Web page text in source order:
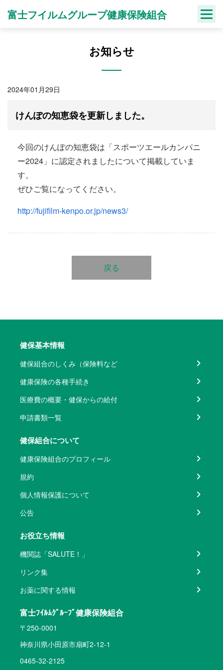
富士フイルムグループ健康保険組合
お知らせ
2024年01月29日
けんぽの知恵袋を更新しました。
今回のけんぽの知恵袋は「スポーツエールカンパニ
ー2024」に認定されましたについて掲載していま
す。
ぜひご覧になってください。
http://fujifilm-kenpo.or.jp/news3/
戻る
健保基本情報
健保組合のしくみ（保険料など
健康保険の各種手続き
医療費の概要・健保からの給付
申請書類一覧
健保組合について
健康保険組合のプロフィール
規約
個人情報保護について
公告
お役立ち情報
機関誌「SALUTE！」
リンク集
お薬に関する情報
富士ﾌｲﾙﾑｸﾞﾙｰﾌﾟ健康保険組合
〒250-0001
神奈川県小田原市扇町2-12-1
0465-32-2125